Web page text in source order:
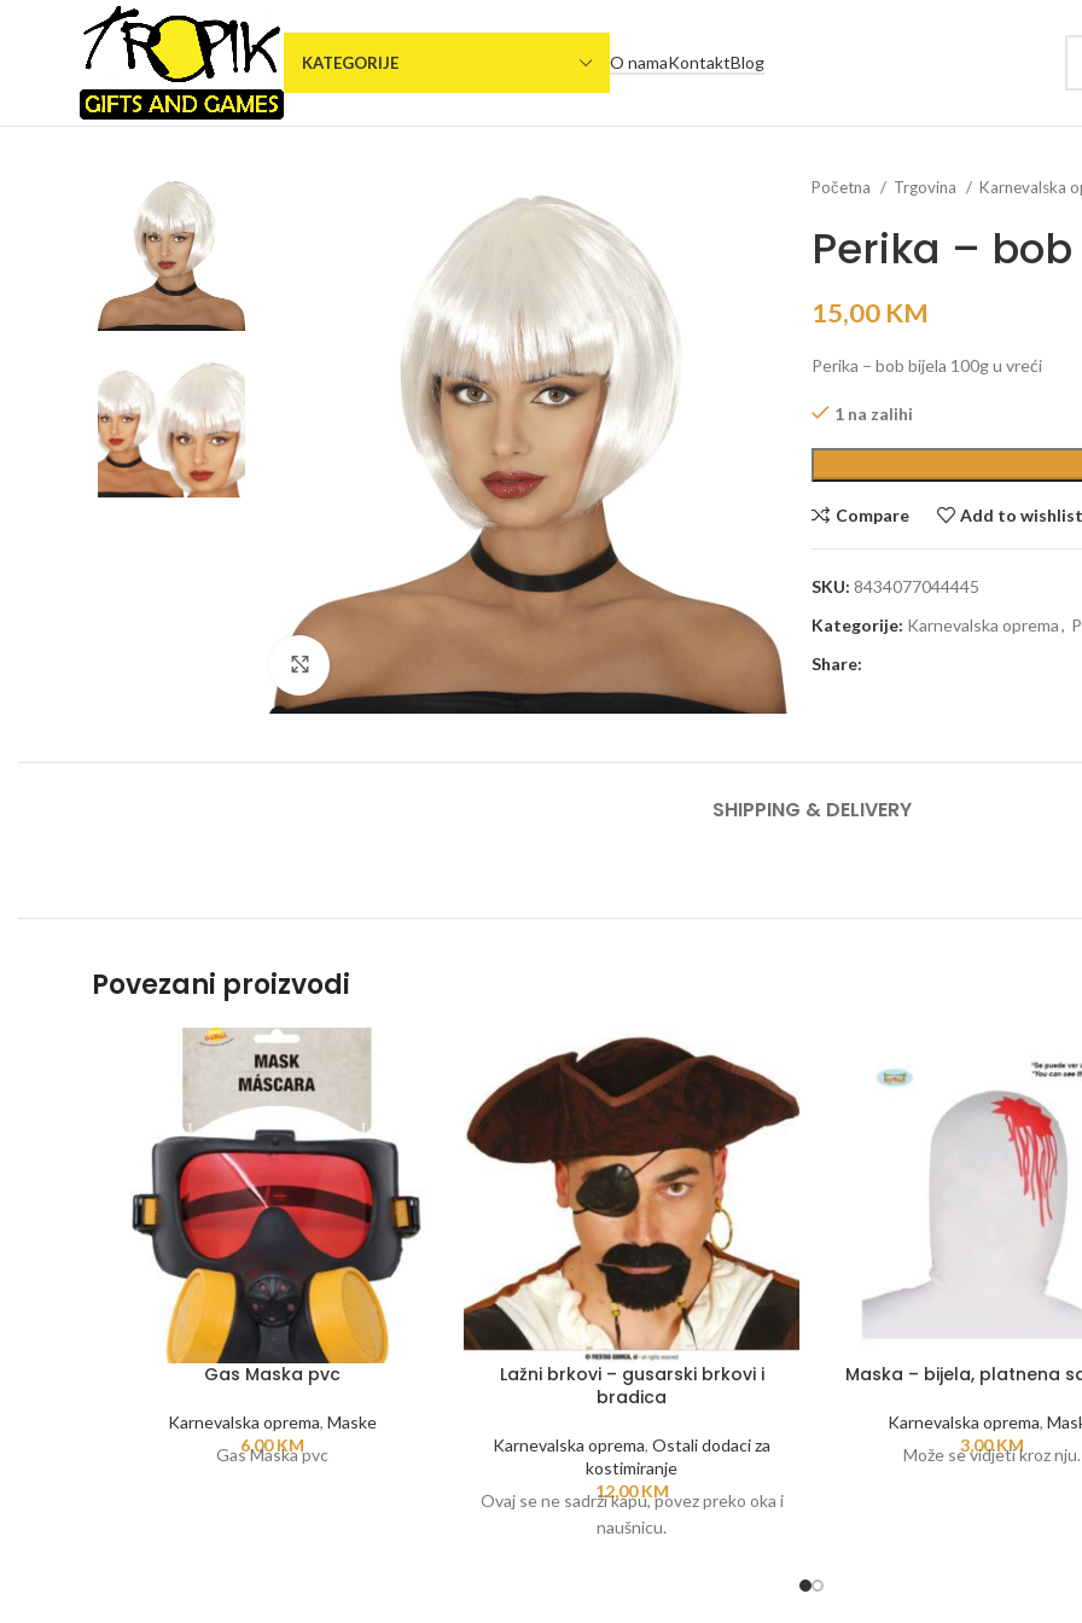
KATEGORIJE O namaKontaktBlog
Početna Trgovina Karnevalska
Perika –
15,00 KM
Perika – bob bijela 100g u vreći
1 na zalihi
Compare Add to wishlist
SKU: 8434077044445
Kategorije: Karnevalska oprema,
Share:
SHIPPING & DELIVERY
Povezani proizvodi
Gas Maska pvc
Karnevalska oprema, Maske
6,00KM
Gas Maska pvc
Lažni brkovi – gusarski brkovi i
bradica
Karnevalska oprema, Ostali dodaci za
kostimiranje
12,00KM
Ovaj se ne sadrži kapu, povez preko oka i
naušnicu.
Maska – bijela, platnena
Karnevalska oprema,
3,00KM
Može se vidjeti kroz nju.